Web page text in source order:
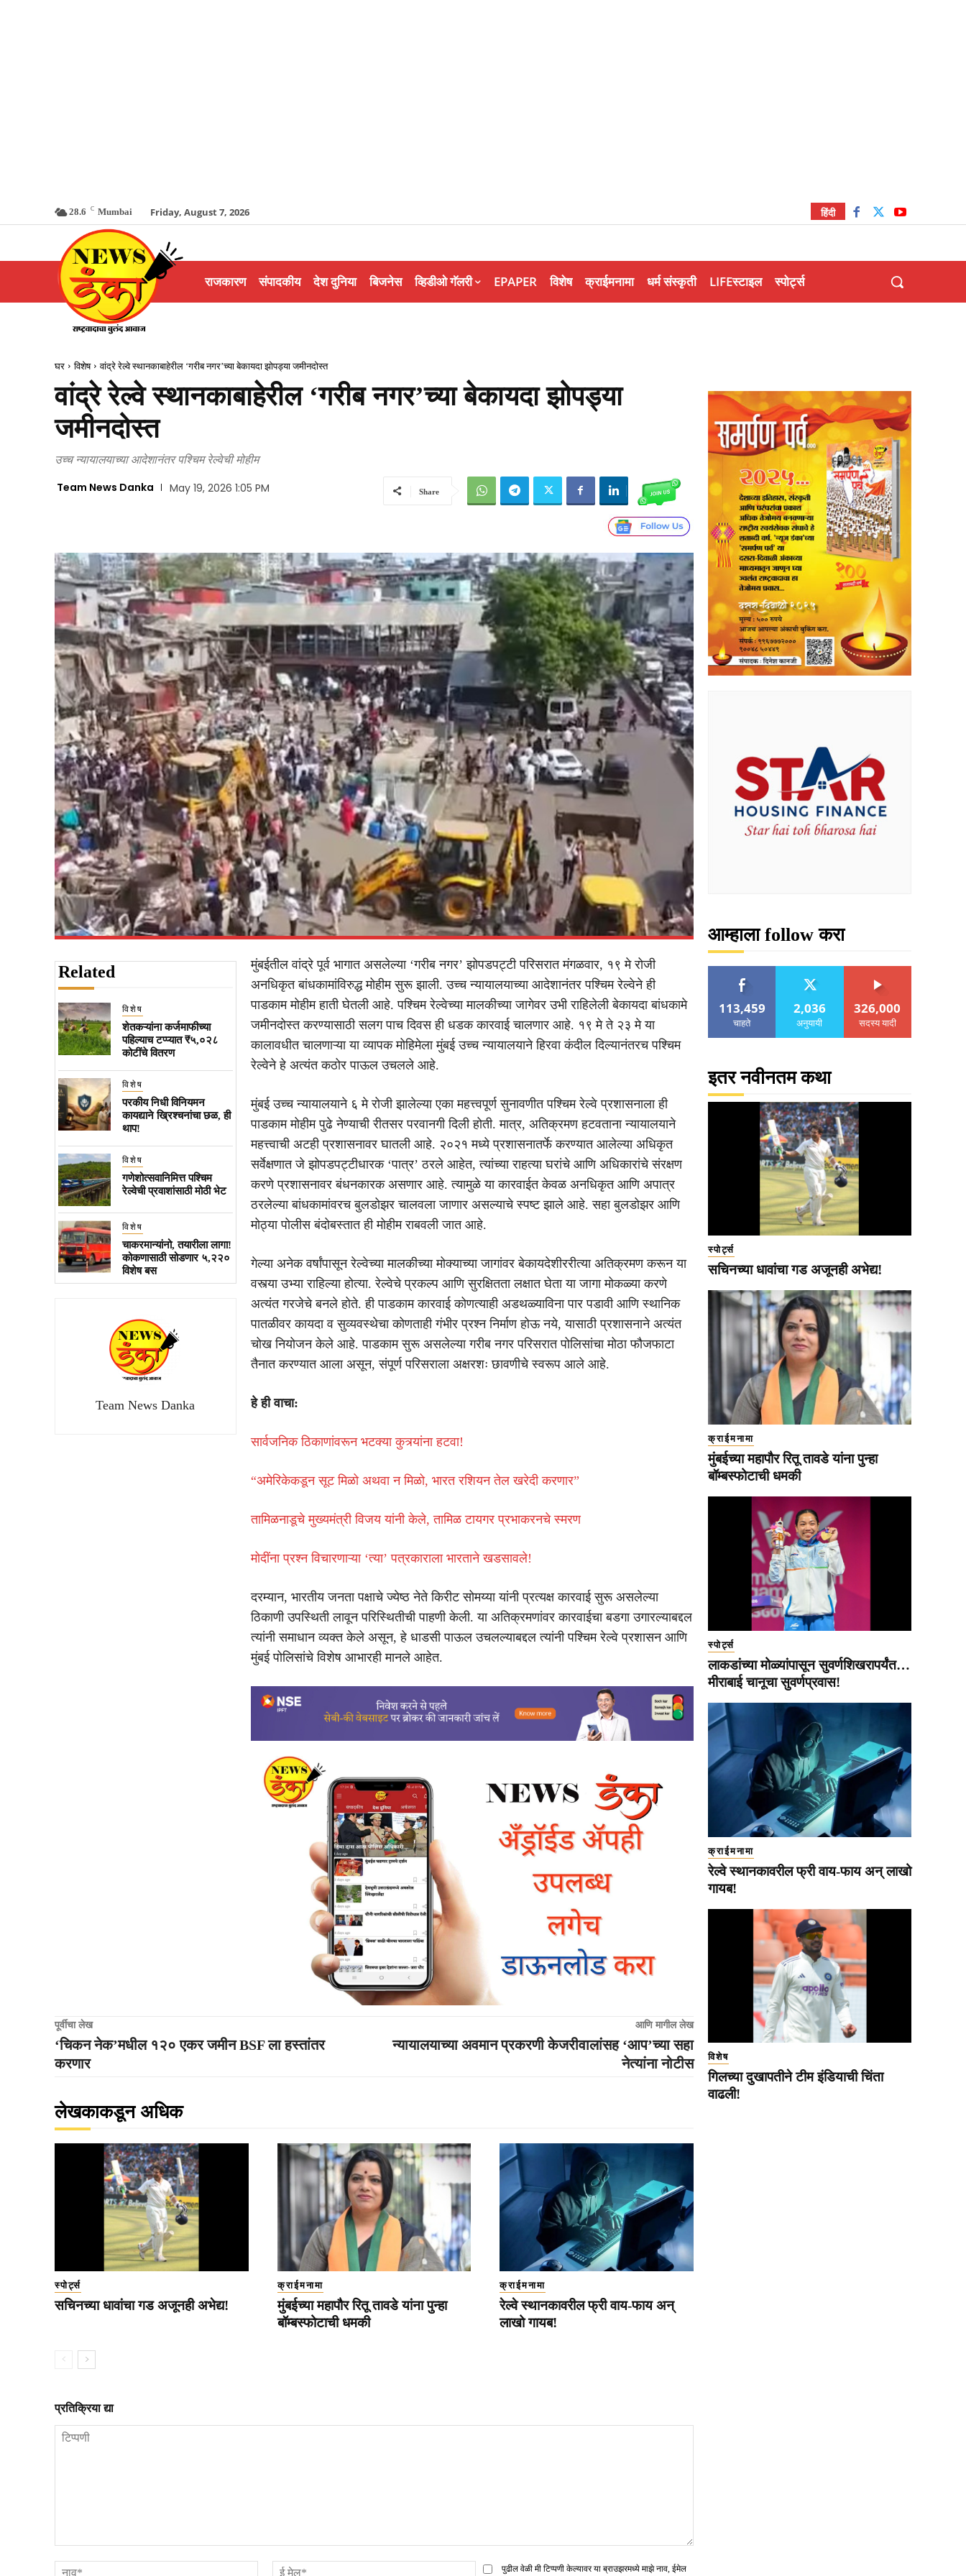
28.6 C Mumbai Friday, August 7, 2026 हिंदी
राजकारण संपादकीय देश दुनिया बिजनेस व्हिडीओ गॅलरी EPAPER विशेष क्राईमनामा धर्म संस्कृती LIFEस्टाइल स्पोर्ट्स
घर विशेष वांद्रे रेल्वे स्थानकाबाहेरील ‘गरीब नगर’च्या बेकायदा झोपड्या जमीनदोस्त
वांद्रे रेल्वे स्थानकाबाहेरील ‘गरीब नगर’च्या बेकायदा झोपड्या
जमीनदोस्त
उच्च न्यायालयाच्या आदेशानंतर पश्चिम रेल्वेची मोहीम
Team News Danka May 19, 2026 1:05 PM Share
Related
विशेष
शेतकऱ्यांना कर्जमाफीच्या
पहिल्याच टप्प्यात ₹५,०२८
कोटींचे वितरण
विशेष
परकीय निधी विनियमन
कायद्याने ख्रिश्चनांचा छळ, ही
थाप!
विशेष
गणेशोत्सवानिमित्त पश्चिम
रेल्वेची प्रवाशांसाठी मोठी भेट
विशेष
चाकरमान्यांनो, तयारीला लागा!
कोकणासाठी सोडणार ५,२२०
विशेष बस
Team News Danka
मुंबईतील वांद्रे पूर्व भागात असलेल्या ‘गरीब नगर’ झोपडपट्टी परिसरात मंगळवार, १९ मे रोजी
अनधिकृत बांधकामांविरुद्ध मोहीम सुरू झाली. उच्च न्यायालयाच्या आदेशानंतर पश्चिम रेल्वेने ही
पाडकाम मोहीम हाती घेतली आहे. पश्चिम रेल्वेच्या मालकीच्या जागेवर उभी राहिलेली बेकायदा बांधकामे
जमीनदोस्त करण्यासाठी सलग पाच दिवस ही धडक कारवाई चालणार आहे. १९ मे ते २३ मे या
कालावधीत चालणाऱ्या या व्यापक मोहिमेला मुंबई उच्च न्यायालयाने हिरवा कंदील दिल्यानंतरच पश्चिम
रेल्वेने हे अत्यंत कठोर पाऊल उचलले आहे.
मुंबई उच्च न्यायालयाने ६ मे रोजी झालेल्या एका महत्त्वपूर्ण सुनावणीत पश्चिम रेल्वे प्रशासनाला ही
पाडकाम मोहीम पुढे नेण्याची रीतसर परवानगी दिली होती. मात्र, अतिक्रमण हटवताना न्यायालयाने
महत्त्वाची अटही प्रशासनावर घातली आहे. २०२१ मध्ये प्रशासनातर्फे करण्यात आलेल्या अधिकृत
सर्वेक्षणात जे झोपडपट्टीधारक ‘पात्र’ ठरले आहेत, त्यांच्या राहत्या घरांचे आणि अधिकारांचे संरक्षण
करणे प्रशासनावर बंधनकारक असणार आहे. त्यामुळे या कारवाईत केवळ अनधिकृत आणि अपात्र
ठरलेल्या बांधकामांवरच बुलडोझर चालवला जाणार असल्याचे स्पष्ट झाले आहे. सहा बुलडोझर आणि
मोठ्या पोलीस बंदोबस्तात ही मोहीम राबवली जात आहे.
गेल्या अनेक वर्षांपासून रेल्वेच्या मालकीच्या मोक्याच्या जागांवर बेकायदेशीररीत्या अतिक्रमण करून या
वस्त्या उभ्या राहिल्या होत्या. रेल्वेचे प्रकल्प आणि सुरक्षितता लक्षात घेता या जागा मोकळ्या करणे
अत्यंत गरजेचे बनले होते. ही पाडकाम कारवाई कोणत्याही अडथळ्याविना पार पडावी आणि स्थानिक
पातळीवर कायदा व सुव्यवस्थेचा कोणताही गंभीर प्रश्न निर्माण होऊ नये, यासाठी प्रशासनाने अत्यंत
चोख नियोजन केले आहे. पाडकाम सुरू असलेल्या गरीब नगर परिसरात पोलिसांचा मोठा फौजफाटा
तैनात करण्यात आला असून, संपूर्ण परिसराला अक्षरशः छावणीचे स्वरूप आले आहे.
हे ही वाचा:
सार्वजनिक ठिकाणांवरून भटक्या कुत्र्यांना हटवा!
“अमेरिकेकडून सूट मिळो अथवा न मिळो, भारत रशियन तेल खरेदी करणार”
तामिळनाडूचे मुख्यमंत्री विजय यांनी केले, तामिळ टायगर प्रभाकरनचे स्मरण
मोदींना प्रश्न विचारणाऱ्या ‘त्या’ पत्रकाराला भारताने खडसावले!
दरम्यान, भारतीय जनता पक्षाचे ज्येष्ठ नेते किरीट सोमय्या यांनी प्रत्यक्ष कारवाई सुरू असलेल्या
ठिकाणी उपस्थिती लावून परिस्थितीची पाहणी केली. या अतिक्रमणांवर कारवाईचा बडगा उगारल्याबद्दल
त्यांनी समाधान व्यक्त केले असून, हे धाडसी पाऊल उचलल्याबद्दल त्यांनी पश्चिम रेल्वे प्रशासन आणि
मुंबई पोलिसांचे विशेष आभारही मानले आहेत.
पूर्वीचा लेख
‘चिकन नेक’मधील १२० एकर जमीन BSF ला हस्तांतर
करणार
आणि मागील लेख
न्यायालयाच्या अवमान प्रकरणी केजरीवालांसह ‘आप’च्या सहा
नेत्यांना नोटीस
लेखकाकडून अधिक
स्पोर्ट्स
सचिनच्या धावांचा गड अजूनही अभेद्य!
क्राईमनामा
मुंबईच्या महापौर रितू तावडे यांना पुन्हा
बॉम्बस्फोटाची धमकी
क्राईमनामा
रेल्वे स्थानकावरील फ्री वाय-फाय अन्
लाखो गायब!
प्रतिक्रिया द्या
नाव*
पुढील वेळी मी टिप्पणी केल्यावर या ब्राउझरमध्ये माझे नाव, ईमेल
आम्हाला follow करा
113,459
चाहते
2,036
अनुयायी
326,000
सदस्य यादी
इतर नवीनतम कथा
स्पोर्ट्स
सचिनच्या धावांचा गड अजूनही अभेद्य!
क्राईमनामा
मुंबईच्या महापौर रितू तावडे यांना पुन्हा
बॉम्बस्फोटाची धमकी
स्पोर्ट्स
लाकडांच्या मोळ्यांपासून सुवर्णशिखरापर्यंत…
मीराबाई चानूचा सुवर्णप्रवास!
क्राईमनामा
रेल्वे स्थानकावरील फ्री वाय-फाय अन् लाखो
गायब!
विशेष
गिलच्या दुखापतीने टीम इंडियाची चिंता
वाढली!